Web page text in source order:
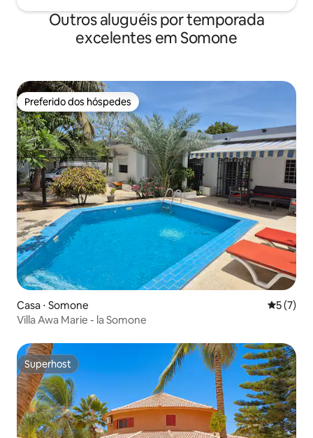
Outros aluguéis por temporada
excelentes em Somone
Preferido dos hóspedes
Preferido dos hóspedes
Casa ⋅ Somone 5 de
5 (7)
Villa Awa Marie - la Somone
Superhost
Superhost